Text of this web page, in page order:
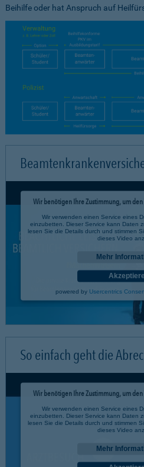
Beihilfe oder hat Anspruch auf
Wir benötigen Ihre Zustimmung, um den
Wir verwenden einen Service eines
einzubetten. Dieser Service kann Daten
lesen Sie die Details durch und stimmen
dieses Video
Mehr
powered by Usercentrics
So einfach geht die
Wir benötigen Ihre Zustimmung, um den
Wir verwenden einen Service eines
einzubetten. Dieser Service kann Daten
lesen Sie die Details durch und stimmen
dieses Video
Mehr